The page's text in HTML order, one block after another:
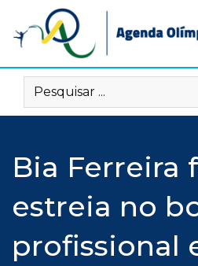
content
Bia Ferreira
estreia no
profissional